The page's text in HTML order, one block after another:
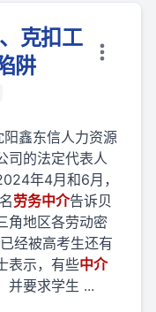
克扣工
阱
阳鑫东信人力资源
司的法定代表人
年4月和6月，
劳务中介告诉贝
角地区各劳动密
经被高考生还有
表示，有些中介
并要求学生 ...